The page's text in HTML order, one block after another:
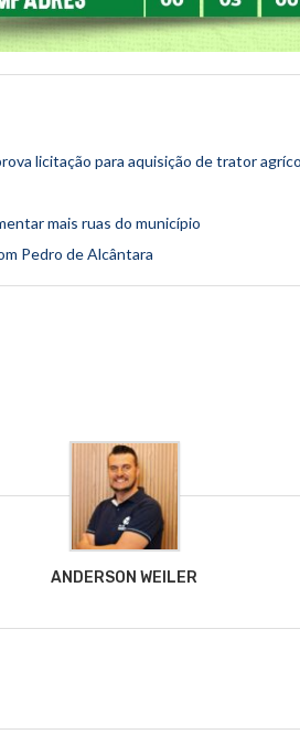
licitação para aquisição de trator
mais ruas do município
Pedro de Alcântara
ANDERSON WEILER